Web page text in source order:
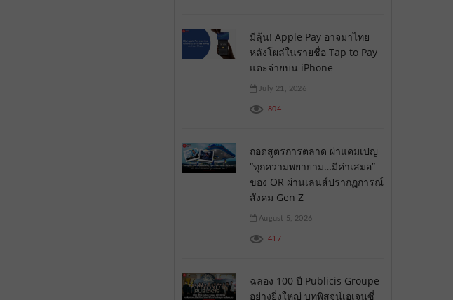
มีลุ้น! Apple Pay อาจมาไทย
หลังโผล่ในรายชื่อ Tap to Pay
แตะจ่ายบน iPhone
July 21, 2026
804
ถอดสูตรการตลาด ผ่าแคมเปญ
“ทุกความพยายาม…มีค่าเสมอ”
ของ OR ผ่านเลนส์ปรากฏการณ์
สังคม Gen Z
August 5, 2026
417
ฉลอง 100 ปี Publicis Groupe
อย่างยิ่งใหญ่ บทพิสูจน์เอเจนซี่